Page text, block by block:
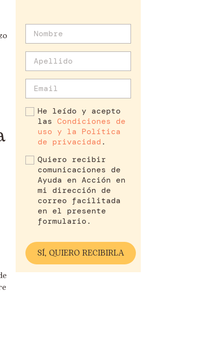
He leído y acepto
las Condiciones de
uso y la Política
de privacidad.
Quiero recibir
comunicaciones de
Ayuda en Acción en
mi dirección de
correo facilitada
en el presente
formulario.